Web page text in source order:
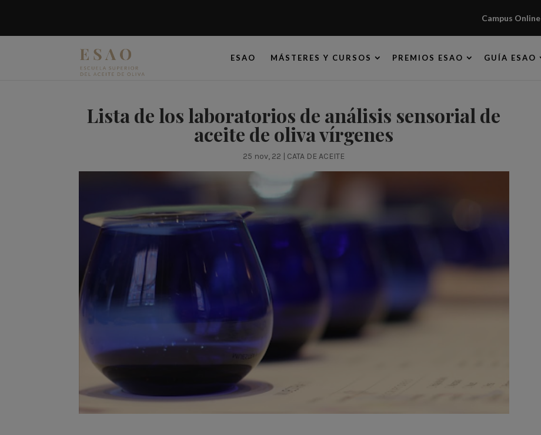
Campus Online
ESAO MÁSTERES Y CURSOS PREMIOS ESAO GUÍA ESAO
Lista de los laboratorios de análisis sensorial de
aceite de oliva vírgenes
25 nov, 22 | CATA DE ACEITE